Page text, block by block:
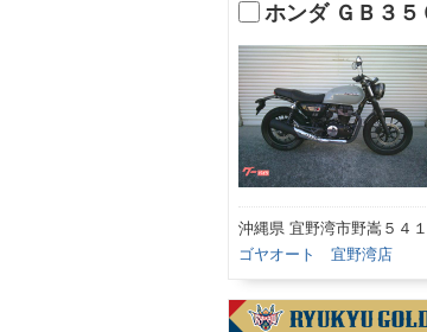
ホンダ ＧＢ３５
沖縄県 宜野湾市野嵩５４
ゴヤオート 宜野湾店